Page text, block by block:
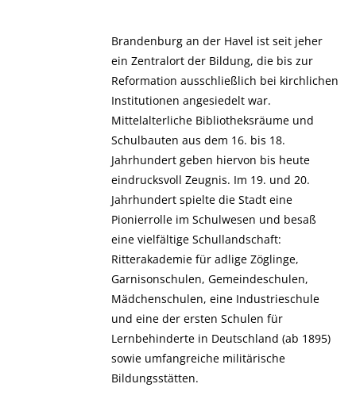
Brandenburg an der Havel ist seit jeher
ein Zentralort der Bildung, die bis zur
Reformation ausschließlich bei kirchlichen
Institutionen angesiedelt war.
Mittelalterliche Bibliotheksräume und
Schulbauten aus dem 16. bis 18.
Jahrhundert geben hiervon bis heute
eindrucksvoll Zeugnis. Im 19. und 20.
Jahrhundert spielte die Stadt eine
Pionierrolle im Schulwesen und besaß
eine vielfältige Schullandschaft:
Ritterakademie für adlige Zöglinge,
Garnisonschulen, Gemeindeschulen,
Mädchenschulen, eine Industrieschule
und eine der ersten Schulen für
Lernbehinderte in Deutschland (ab 1895)
sowie umfangreiche militärische
Bildungsstätten.